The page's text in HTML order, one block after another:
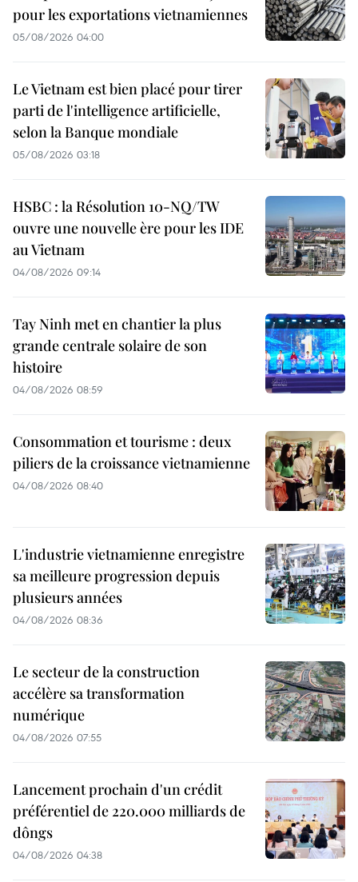
pour les exportations vietnamiennes
05/08/2026 04:00
Le Vietnam est bien placé pour tirer
parti de l'intelligence artificielle,
selon la Banque mondiale
05/08/2026 03:18
HSBC : la Résolution 10-NQ/TW
ouvre une nouvelle ère pour les IDE
au Vietnam
04/08/2026 09:14
Tay Ninh met en chantier la plus
grande centrale solaire de son
histoire
04/08/2026 08:59
Consommation et tourisme : deux
piliers de la croissance vietnamienne
04/08/2026 08:40
L'industrie vietnamienne enregistre
sa meilleure progression depuis
plusieurs années
04/08/2026 08:36
Le secteur de la construction
accélère sa transformation
numérique
04/08/2026 07:55
Lancement prochain d'un crédit
préférentiel de 220.000 milliards de
dôngs
04/08/2026 04:38